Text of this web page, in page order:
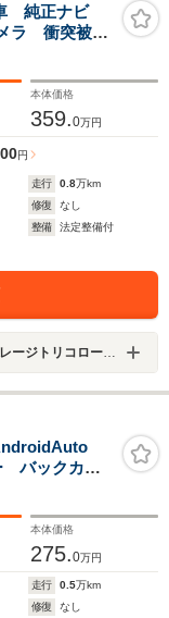
純正ナビ
ラ 衝突被害
ニター シ
本体価格
359.0万円
円
走行 0.8万km
修復
なし
整備
法定整備付
ジトリコロール）
バックカメ
ングヒータ
本体価格
275.0万円
走行 0.5万km
修復
なし